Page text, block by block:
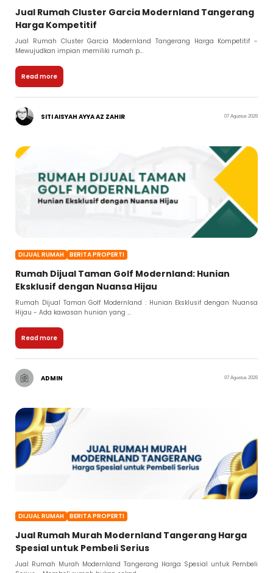
Jual Rumah Cluster Garcia Modernland Tangerang
Harga Kompetitif
Jual Rumah Cluster Garcia Modernland Tangerang Harga Kompetitif -
Mewujudkan impian memiliki rumah p...
Read more
SITI AISYAH AYYA AZ ZAHIR 07 Agustus 2026
DIJUAL RUMAH BERITA PROPERTI
Rumah Dijual Taman Golf Modernland: Hunian
Eksklusif dengan Nuansa Hijau
Rumah Dijual Taman Golf Modernland : Hunian Eksklusif dengan Nuansa
Hijau - Ada kawasan hunian yang ...
Read more
ADMIN 07 Agustus 2026
DIJUAL RUMAH BERITA PROPERTI
Jual Rumah Murah Modernland Tangerang Harga
Spesial untuk Pembeli Serius
Jual Rumah Murah Modernland Tangerang Harga Spesial untuk Pembeli